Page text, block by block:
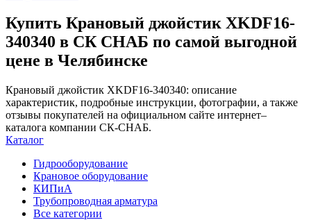
Купить Крановый джойстик XKDF16-
340340 в СК СНАБ по самой выгодной
цене в Челябинске
Крановый джойстик XKDF16-340340: описание
характеристик, подробные инструкции, фотографии, а также
отзывы покупателей на официальном сайте интернет–
каталога компании СК-СНАБ.
Каталог
Гидрооборудование
Крановое оборудование
КИПиА
Трубопроводная арматура
Все категории